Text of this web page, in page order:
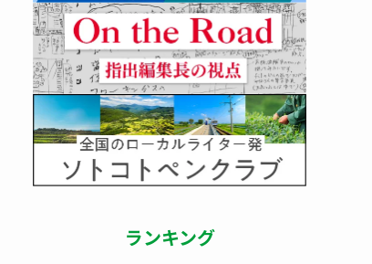
ランキング